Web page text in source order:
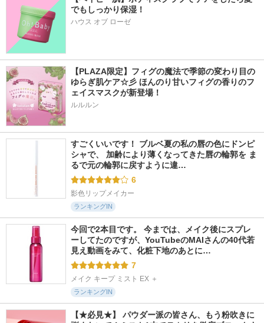
でもしっかり保湿！
ハウス オブ ローゼ
【PLAZA限定】フィグの魔法で季節の変わり目の
ゆらぎ肌ケア☆彡 ほんのり甘いフィグの香りのフ
ェイスマスクが新登場！
ルルルン
すごくいいです！ ブルベ夏の私の唇の色にドンピ
シャで、 加齢により薄くなってきた唇の輪郭を ま
るで元の輪郭に戻すように違…
6
影色リップメイカー
ランキングIN
今回で2本目です。 今までは、メイク後にスプレ
ーしてたのですが、YouTubeのMAIさんの40代若
見え動画をみて、化粧下地のあとに…
7
メイク キープ ミスト EX ＋
ランキングIN
【★必見★】 パウダー派の皆さん、もう粉吹きに